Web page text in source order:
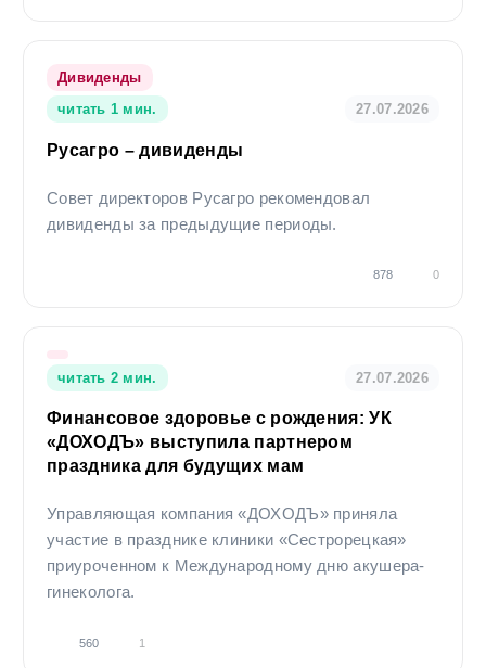
Дивиденды
читать 1 мин.
27.07.2026
Русагро – дивиденды
Совет директоров Русагро рекомендовал
дивиденды за предыдущие периоды.
878 0
читать 2 мин. 27.07.2026
Финансовое здоровье с рождения: УК
«ДОХОДЪ» выступила партнером
праздника для будущих мам
Управляющая компания «ДОХОДЪ» приняла
участие в празднике клиники «Сестрорецкая»
приуроченном к Международному дню акушера-
гинеколога.
560 1